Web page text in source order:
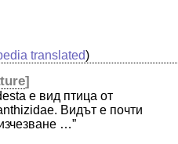
translated)
]
е вид птица от
Видът е почти
…”